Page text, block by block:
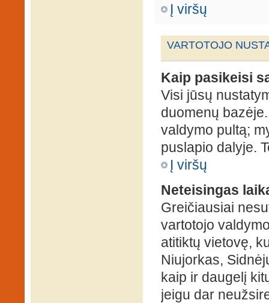
Į viršų
VARTOTOJO
Kaip pasikeisi
Visi jūsų
duomenų
valdymo pultą;
puslapio dalyje.
Į viršų
Neteisingas
Greičiausiai
vartotojo
atitiktų vietovę,
Niujorkas,
kaip ir daugelį
jeigu dar